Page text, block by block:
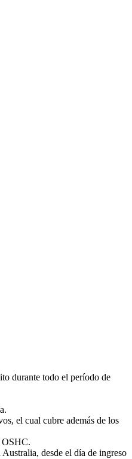
durante todo el período de
el cual cubre además de los
OSHC.
desde el día de ingreso